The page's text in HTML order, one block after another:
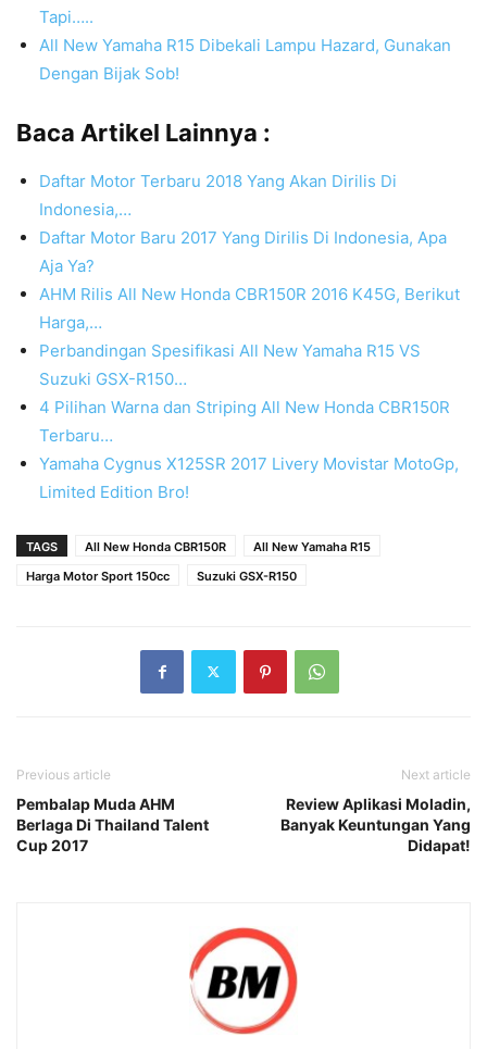
Tapi…..
All New Yamaha R15 Dibekali Lampu Hazard, Gunakan
Dengan Bijak Sob!
Baca Artikel Lainnya :
Daftar Motor Terbaru 2018 Yang Akan Dirilis Di
Indonesia,…
Daftar Motor Baru 2017 Yang Dirilis Di Indonesia, Apa
Aja Ya?
AHM Rilis All New Honda CBR150R 2016 K45G, Berikut
Harga,…
Perbandingan Spesifikasi All New Yamaha R15 VS
Suzuki GSX-R150…
4 Pilihan Warna dan Striping All New Honda CBR150R
Terbaru…
Yamaha Cygnus X125SR 2017 Livery Movistar MotoGp,
Limited Edition Bro!
TAGS All New Honda CBR150R
All New Yamaha R15
Harga Motor Sport 150cc
Suzuki GSX-R150
Previous article
Pembalap Muda AHM
Berlaga Di Thailand Talent
Cup 2017
Next article
Review Aplikasi Moladin,
Banyak Keuntungan Yang
Didapat!